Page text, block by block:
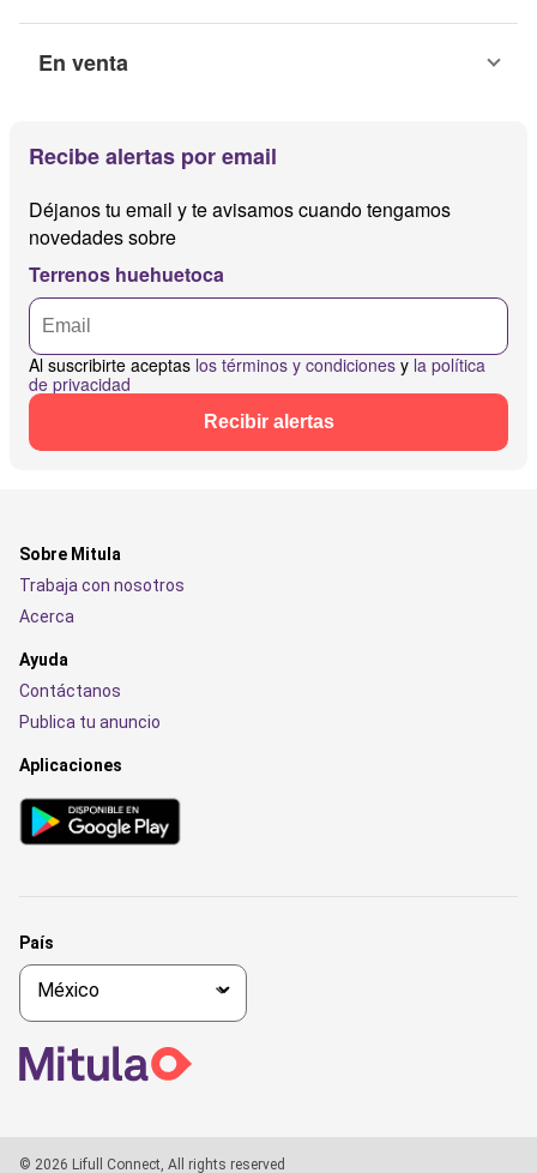
En venta
Recibe alertas por email
Déjanos tu email y te avisamos cuando tengamos
novedades sobre
Terrenos huehuetoca
Al suscribirte aceptas los términos y condiciones y la política
de privacidad
Recibir alertas
Sobre Mitula
Trabaja con nosotros
Acerca
Ayuda
Contáctanos
Publica tu anuncio
Aplicaciones
País
© 2026 Lifull Connect, All rights reserved